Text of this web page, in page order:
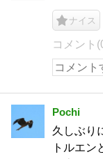
ナイス
コメント
Pochi
久しぶり
トルエン